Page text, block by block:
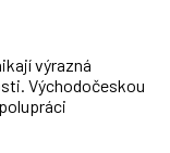
výrazná
Východočeskou